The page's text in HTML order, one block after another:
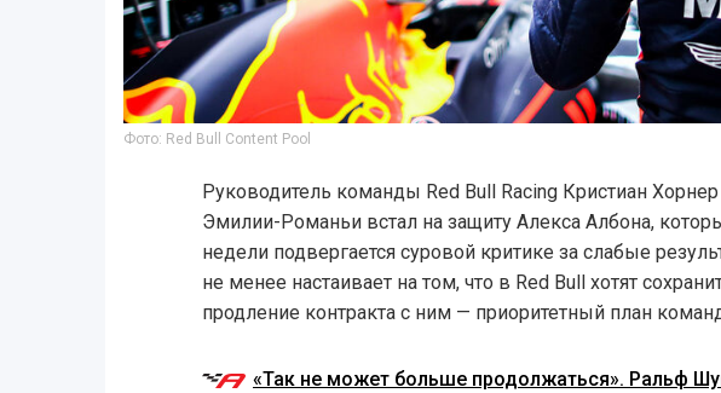
Фото: Red Bull Content Pool
Руководитель команды Red Bull Racing Кристиан
Эмилии-Романьи встал на защиту Алекса Албона,
недели подвергается суровой критике за слабые
не менее настаивает на том, что в Red Bull хотят
продление контракта с ним — приоритетный план
«Так не может больше продолжаться». Ральф